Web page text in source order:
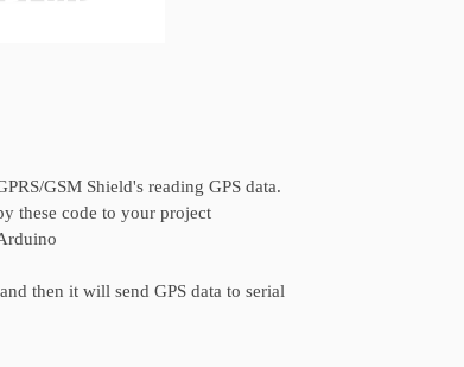
GSM Shield's reading GPS data.
these code to your project
then it will send GPS data to serial